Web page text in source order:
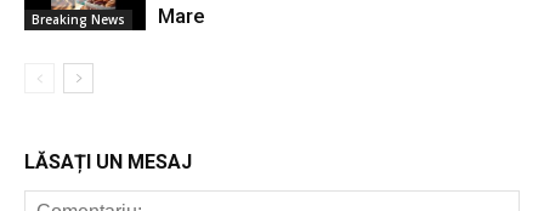
Breaking News
Mare
LĂSAȚI UN MESAJ